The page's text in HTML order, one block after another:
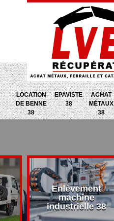
LOCATION
DE BENNE
38
EPAVISTE
38
ACHAT
MÉTAUX
38
Enlèvement
machine
industrielle 38